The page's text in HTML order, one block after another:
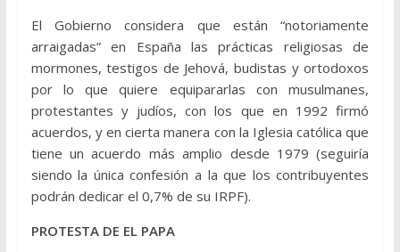
El Gobierno considera que están “notoriamente
arraigadas” en España las prácticas religiosas de
mormones, testigos de Jehová, budistas y ortodoxos
por lo que quiere equipararlas con musulmanes,
protestantes y judíos, con los que en 1992 firmó
acuerdos, y en cierta manera con la Iglesia católica que
tiene un acuerdo más amplio desde 1979 (seguiría
siendo la única confesión a la que los contribuyentes
podrán dedicar el 0,7% de su IRPF).
PROTESTA DE EL PAPA